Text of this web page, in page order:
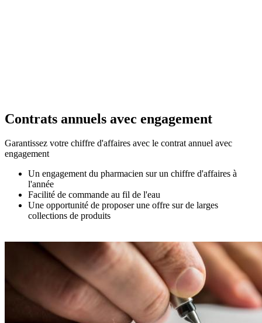
Contrats annuels avec engagement
Garantissez votre chiffre d'affaires avec le contrat annuel avec
engagement
Un engagement du pharmacien sur un chiffre d'affaires à
l'année
Facilité de commande au fil de l'eau
Une opportunité de proposer une offre sur de larges
collections de produits